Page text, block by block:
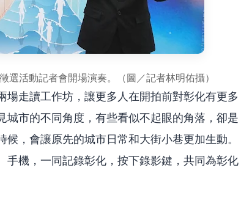
活動記者會開場演奏。（圖／記者林明佑攝）
走讀工作坊，讓更多人在開拍前對彰化有更多
城市的不同角度，有些看似不起眼的角落，卻是
，會讓原先的城市日常和大街小巷更加生動。
手機，一同記錄彰化，按下錄影鍵，共同為彰化